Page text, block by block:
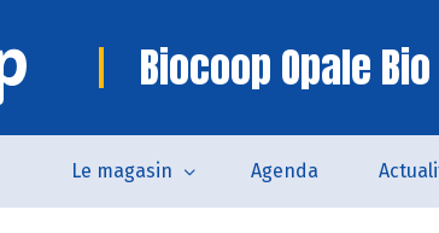
Biocoop Opale Bio
Le magasin Agenda